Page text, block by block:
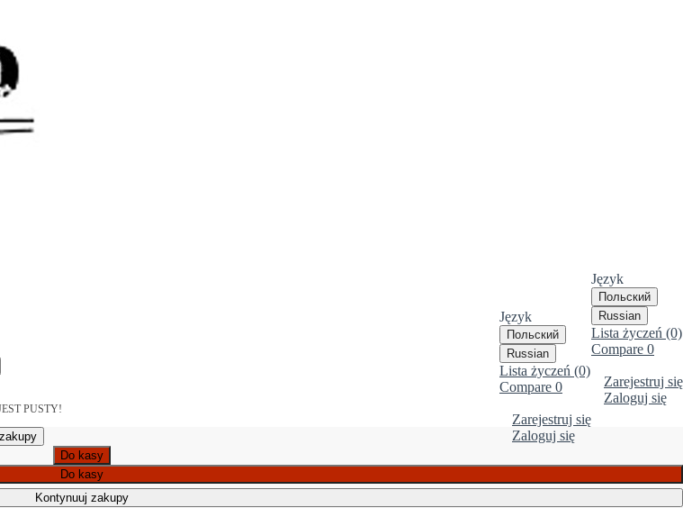
Język
Польский
Russian
Lista życzeń (0)
Compare 0
Zarejestruj się
Zaloguj się
Język
Польский
Russian
Lista życzeń (0)
Compare 0
Zarejestruj się
Zaloguj się
PUSTY!
Do kasy
Do kasy
Kontynuuj zakupy